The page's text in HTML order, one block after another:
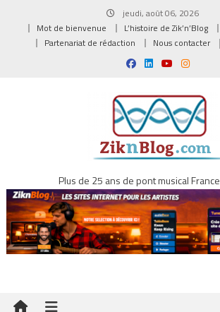
jeudi, août 06, 2026
Mot de bienvenue
L’histoire de Zik’n’Blog
Partenariat de rédaction
Nous contacter
Plus de 25 ans de pont musical